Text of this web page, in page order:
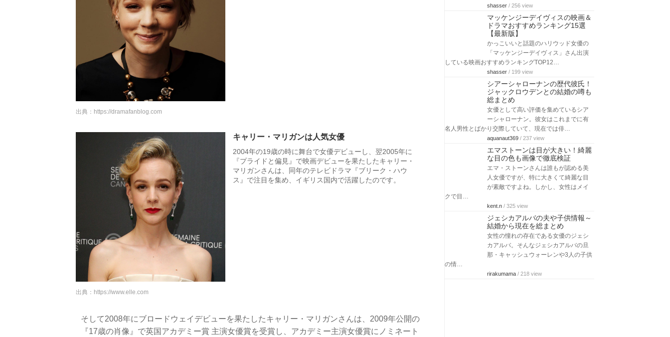
出典： https://dramafanblog.com
キャリー・マリガンは人気女優
2004年の19歳の時に舞台で女優デビューし、翌2005年に
『プライドと偏見』で映画デビューを果たしたキャリー・
マリガンさんは、同年のテレビドラマ『ブリーク・ハウ
ス』で注目を集め、イギリス国内で活躍したのです。
出典： https://www.elle.com
そして2008年にブロードウェイデビューを果たしたキャリー・マリガンさんは、2009年公開の
『17歳の肖像』で英国アカデミー賞 主演女優賞を受賞し、アカデミー主演女優賞にノミネート
shasser / 256 view
マッケンジーデイヴィスの映画＆
ドラマおすすめランキング15選
【最新版】
かっこいいと話題のハリウッド女優の
「マッケンジーデイヴィス」さん出演
している映画おすすめランキングTOP12…
shasser / 199 view
シアーシャローナンの歴代彼氏！
ジャックロウデンとの結婚の噂も
総まとめ
女優として高い評価を集めているシア
ーシャローナン。彼女はこれまでに有
名人男性とばかり交際していて、現在では俳…
aquanaut369 / 237 view
エマストーンは目が大きい！綺麗
な目の色も画像で徹底検証
エマ・ストーンさんは誰もが認める美
人女優ですが、特に大きくて綺麗な目
が素敵ですよね。しかし、女性はメイ
クで目…
kent.n / 325 view
ジェシカアルバの夫や子供情報～
結婚から現在を総まとめ
女性の憧れの存在である女優のジェシ
カアルバ。そんなジェシカアルバの旦
那・キャッシュウォーレンや3人の子供
の情…
rirakumama / 218 view